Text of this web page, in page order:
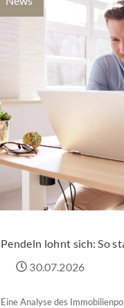
Pendeln lohnt sich: So
30.07.2026
Eine Analyse des